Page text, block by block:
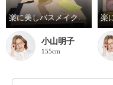
楽に美しバスメイク《素材編》
小山明子
155cm